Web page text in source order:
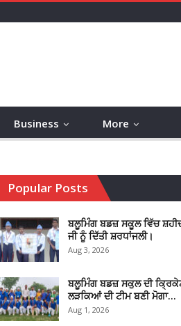
Business More
Popular Posts
ਬਲੂਮਿੰਗ ਬਡਜ਼ ਸਕੂਲ ਵਿੱਚ
ਜੀ ਨੂੰ ਦਿੱਤੀ ਸ਼ਰਧਾਂਜਲੀ।
Aug 3, 2026
ਬਲੂਮਿੰਗ ਬਡਜ਼ ਸਕੁਲ ਦੀ
ਲੜਕਿਆਂ ਦੀ ਟੀਮ ਬਣੀ ਮੋਗਾ…
Aug 1, 2026